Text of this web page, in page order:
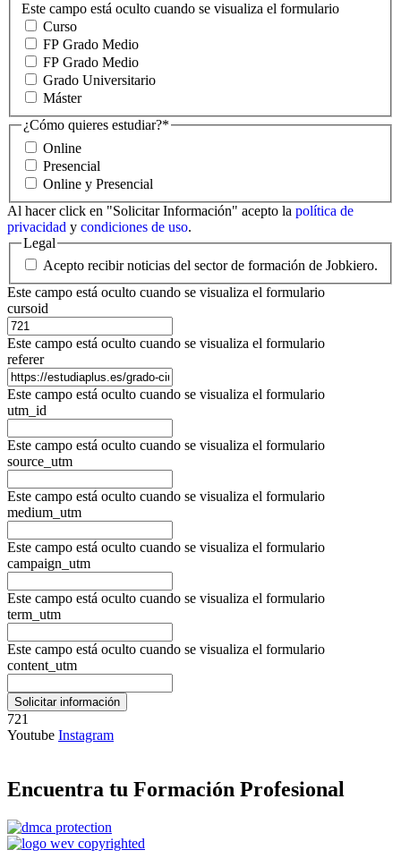
Este campo está oculto cuando se visualiza el formulario
Curso
FP Grado Medio
FP Grado Medio
Grado Universitario
Máster
¿Cómo quieres estudiar?*
Online
Presencial
Online y Presencial
Al hacer click en "Solicitar Información" acepto la política de
privacidad y condiciones de uso.
Legal
Acepto recibir noticias del sector de formación de Jobkiero.
Este campo está oculto cuando se visualiza el formulario
cursoid
Este campo está oculto cuando se visualiza el formulario
referer
Este campo está oculto cuando se visualiza el formulario
utm_id
Este campo está oculto cuando se visualiza el formulario
source_utm
Este campo está oculto cuando se visualiza el formulario
medium_utm
Este campo está oculto cuando se visualiza el formulario
campaign_utm
Este campo está oculto cuando se visualiza el formulario
term_utm
Este campo está oculto cuando se visualiza el formulario
content_utm
721
Youtube Instagram
Encuentra tu Formación Profesional